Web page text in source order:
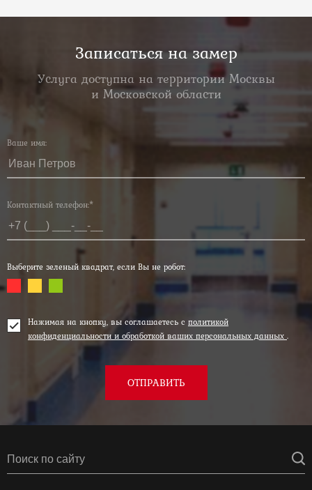
Записаться на замер
Услуга доступна на территории Москвы
и Московской области
Ваше имя:
Контактный телефон:*
Выберите зеленый квадрат, если Вы не робот:
Нажимая на кнопку, вы соглашаетесь с политикой
конфиденциальности и обработкой ваших персональных данных .
ОТПРАВИТЬ